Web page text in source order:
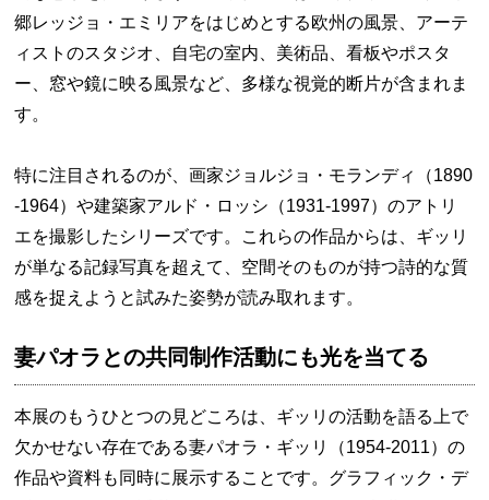
郷レッジョ・エミリアをはじめとする欧州の風景、アーテ
ィストのスタジオ、自宅の室内、美術品、看板やポスタ
ー、窓や鏡に映る風景など、多様な視覚的断片が含まれま
す。
特に注目されるのが、画家ジョルジョ・モランディ（1890
-1964）や建築家アルド・ロッシ（1931-1997）のアトリ
エを撮影したシリーズです。これらの作品からは、ギッリ
が単なる記録写真を超えて、空間そのものが持つ詩的な質
感を捉えようと試みた姿勢が読み取れます。
妻パオラとの共同制作活動にも光を当てる
本展のもうひとつの見どころは、ギッリの活動を語る上で
欠かせない存在である妻パオラ・ギッリ（1954-2011）の
作品や資料も同時に展示することです。グラフィック・デ